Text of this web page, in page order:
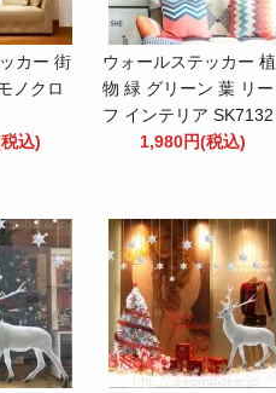
カー 街
ノクロ
込)
ウォールステッカー 植
物 緑 グリーン 葉 リー
フ インテリア SK7132
1,980円(税込)